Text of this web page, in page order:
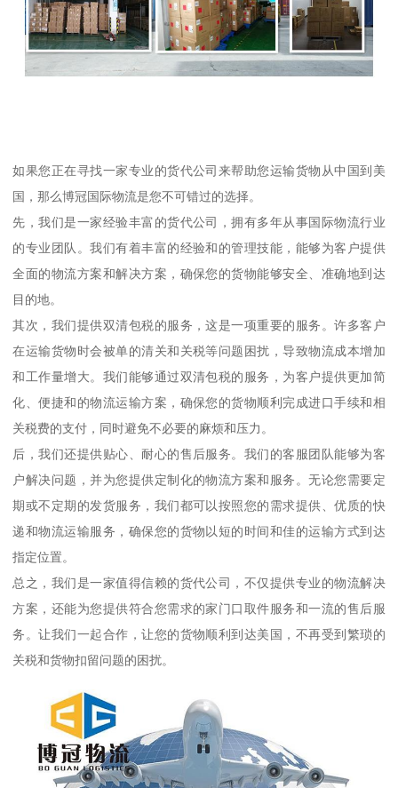
如果您正在寻找一家专业的货代公司来帮助您运输货物从中国到美
国，那么博冠国际物流是您不可错过的选择。
先，我们是一家经验丰富的货代公司，拥有多年从事国际物流行业
的专业团队。我们有着丰富的经验和的管理技能，能够为客户提供
全面的物流方案和解决方案，确保您的货物能够安全、准确地到达
目的地。
其次，我们提供双清包税的服务，这是一项重要的服务。许多客户
在运输货物时会被单的清关和关税等问题困扰，导致物流成本增加
和工作量增大。我们能够通过双清包税的服务，为客户提供更加简
化、便捷和的物流运输方案，确保您的货物顺利完成进口手续和相
关税费的支付，同时避免不必要的麻烦和压力。
后，我们还提供贴心、耐心的售后服务。我们的客服团队能够为客
户解决问题，并为您提供定制化的物流方案和服务。无论您需要定
期或不定期的发货服务，我们都可以按照您的需求提供、优质的快
递和物流运输服务，确保您的货物以短的时间和佳的运输方式到达
指定位置。
总之，我们是一家值得信赖的货代公司，不仅提供专业的物流解决
方案，还能为您提供符合您需求的家门口取件服务和一流的售后服
务。让我们一起合作，让您的货物顺利到达美国，不再受到繁琐的
关税和货物扣留问题的困扰。